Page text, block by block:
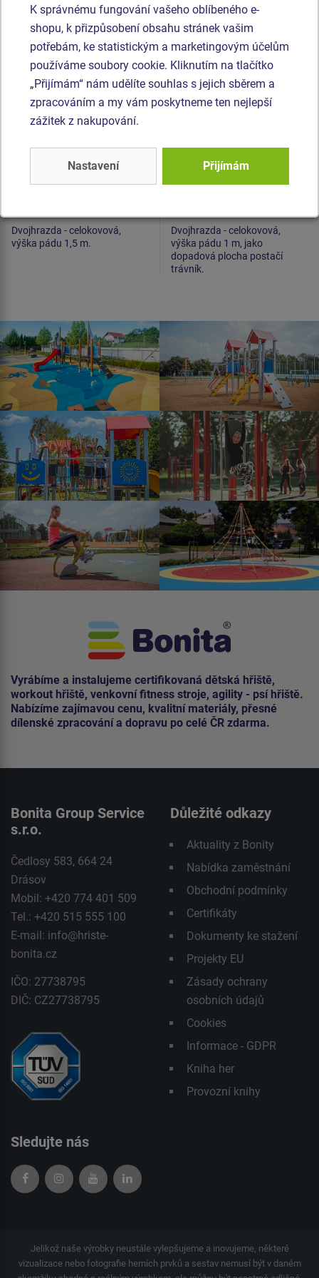
Produkt - HRA-8201K-15
Dvojhrazda -
celokovová (v.p. 1,5 m)
Dvojhrazda - celokovová,
výška pádu 1,5 m.
Produkt - HRA-8201K-10
Dvojhrazda -
celokovová (v.p. 1 m)
Dvojhrazda - celokovová,
výška pádu 1 m, jako
dopadová plocha postačí
trávník.
Vyrábíme a instalujeme certifikovaná dětská hřiště,
workout hřiště, venkovní fitness stroje, agility - psí hřiště.
Nabízíme zajímavou cenu, kvalitní materiály, přesné
dílenské zpracování a dopravu po celé ČR zdarma.
Bonita Group Service
s.r.o.
Čedlosy 583, 664 24
Drásov
Mobil: +420 774 401 509
Tel.: +420 515 555 100
E-mail: info@hriste-
bonita.cz
IČO: 27738795
DIČ: CZ27738795
Důležité odkazy
Aktuality z Bonity
Nabídka zaměstnání
Obchodní podmínky
Certifikáty
Dokumenty ke stažení
Projekty EU
Zásady ochrany
osobních údajů
Cookies
Informace - GDPR
Kniha her
Provozní knihy
Sledujte nás
Jelikož naše výrobky neustále vylepšujeme a inovujeme, některé
vizualizace nebo fotografie herních prvků a sestav nemusí být v daném
K správnému fungování vašeho oblíbeného e-
shopu, k přizpůsobení obsahu stránek vašim
potřebám, ke statistickým a marketingovým účelům
používáme soubory cookie. Kliknutím na tlačítko
„Přijímám“ nám udělíte souhlas s jejich sběrem a
zpracováním a my vám poskytneme ten nejlepší
zážitek z nakupování.
Nastavení Přijímám